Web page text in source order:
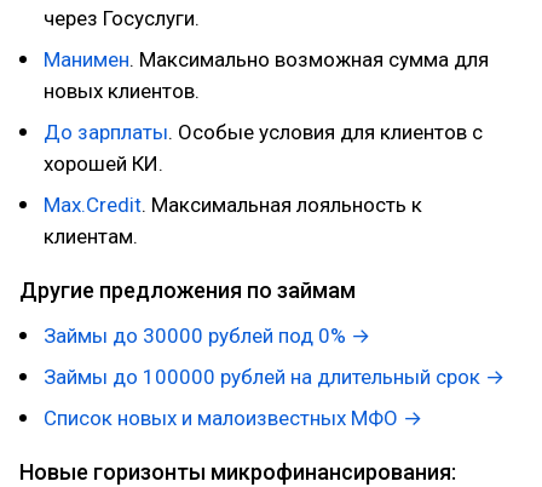
через Госуслуги.
Манимен. Максимально возможная сумма для
новых клиентов.
До зaрплaты. Особые условия для клиентов с
хорошей КИ.
Max.Credit. Максимальная лояльность к
клиентам.
Другие предложения по займам
Займы до 30000 рублей под 0% →
Займы до 100000 рублей на длительный срок →
Список новых и малоизвестных МФО →
Новые горизонты микрофинансирования: